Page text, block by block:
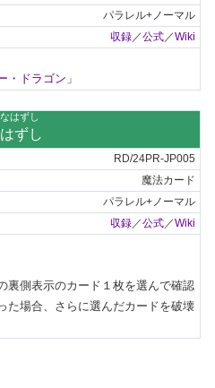
パラレル+ノーマル
収録／公式／Wiki
・ドラゴン 」
はずし
ずし
RD/24PR-JP005
魔法カード
パラレル+ノーマル
収録／公式／Wiki
裏側表示のカード１枚を選んで確認
た場合、さらに選んだカードを破壊